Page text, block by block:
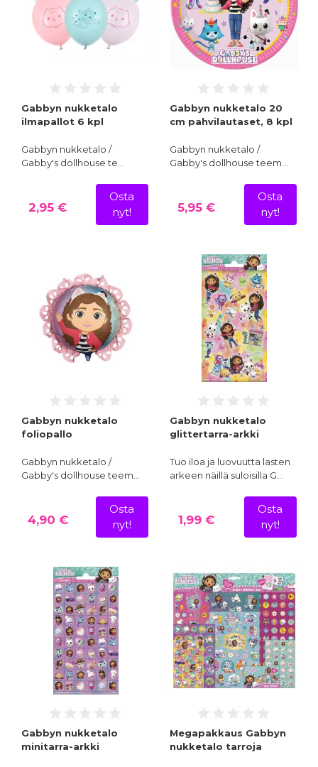
Gabbyn nukketalo
ilmapallot 6 kpl
Gabbyn nukketalo /
Gabby's dollhouse te…
2,95 €
Osta
nyt!
Gabbyn nukketalo 20
cm pahvilautaset, 8 kpl
Gabbyn nukketalo /
Gabby's dollhouse teem…
5,95 €
Osta
nyt!
Gabbyn nukketalo
foliopallo
Gabbyn nukketalo /
Gabby's dollhouse teem…
4,90 €
Osta
nyt!
Gabbyn nukketalo
glittertarra-arkki
Tuo iloa ja luovuutta lasten
arkeen näillä suloisilla G…
1,99 €
Osta
nyt!
Gabbyn nukketalo
minitarra-arkki
Megapakkaus Gabbyn
nukketalo tarroja